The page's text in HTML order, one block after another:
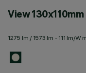
View 130x110mm
1275 lm / 1573 lm - 111 lm/W